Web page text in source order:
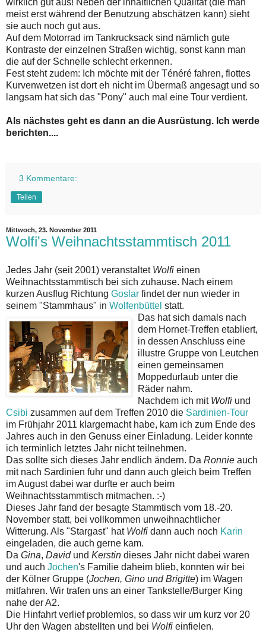
wirklich gut aus! Neben der inhaltlichen Qualität (die man
meist erst während der Benutzung abschätzen kann) sieht
sie auch noch gut aus.
Auf dem Motorrad im Tankrucksack sind nämlich gute
Kontraste der einzelnen Straßen wichtig, sonst kann man
die auf der Schnelle schlecht erkennen.
Fest steht zudem: Ich möchte mit der Ténéré fahren, flottes
Kurvenwetzen ist dort eh nicht im Übermaß angesagt und so
langsam hat sich das "Pony" auch mal eine Tour verdient.
Als nächstes geht es dann an die Ausrüstung. Ich werde
berichten....
3 Kommentare:
Teilen
Mittwoch, 23. November 2011
Wolfi's Weihnachtsstammtisch 2011
Jedes Jahr (seit 2001) veranstaltet Wolfi einen
Weihnachtsstammtisch bei sich zuhause. Nach einem
kurzen Ausflug Richtung Goslar findet der nun wieder in
seinem "Stammhaus" in Wolfenbüttel statt.
Das hat sich damals nach
dem Hornet-Treffen etabliert,
in dessen Anschluss eine
illustre Gruppe von Leutchen
einen gemeinsamen
Moppedurlaub unter die
Räder nahm.
Nachdem ich mit Wolfi und
Csibi zusammen auf dem Treffen 2010 die Sardinien-Tour
im Frühjahr 2011 klargemacht habe, kam ich zum Ende des
Jahres auch in den Genuss einer Einladung. Leider konnte
ich terminlich letztes Jahr nicht teilnehmen.
Das sollte sich dieses Jahr endlich ändern. Da Ronnie auch
mit nach Sardinien fuhr und dann auch gleich beim Treffen
im August dabei war durfte er auch beim
Weihnachtsstammtisch mitmachen. :-)
Dieses Jahr fand der besagte Stammtisch vom 18.-20.
November statt, bei vollkommen unweihnachtlicher
Witterung. Als "Stargast" hat Wolfi dann auch noch Karin
eingeladen, die auch gerne kam.
Da Gina, Davidund Kerstin dieses Jahr nicht dabei waren
und auch Jochen's Familie daheim blieb, konnten wir bei
der Kölner Gruppe (Jochen, Gino und Brigitte) im Wagen
mitfahren. Wir trafen uns an einer Tankstelle/Burger King
nahe der A2.
Die Hinfahrt verlief problemlos, so dass wir um kurz vor 20
Uhr den Wagen abstellten und bei Wolfi einfielen.